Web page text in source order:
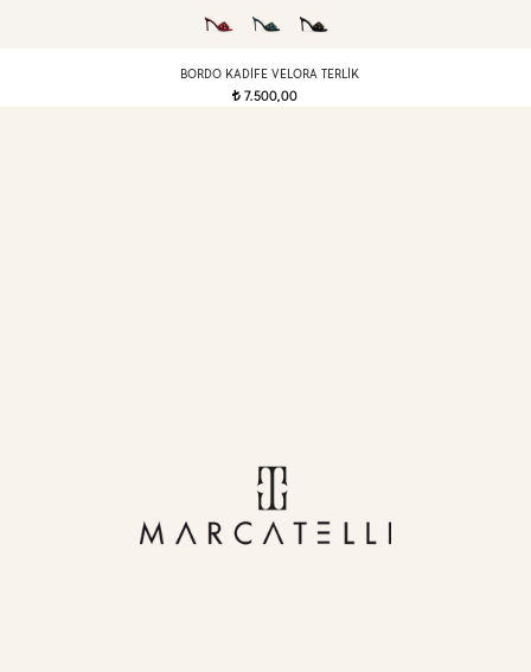
BORDO KADIFE VELORA TERLIK
t7.500,00